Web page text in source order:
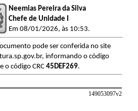
Neemias Pereira da Silva
Chefe de Unidade I
Em 08/01/2026, às 10:53.
pode ser conferida no site
informando o código
o código CRC 45DEF269.
149053097v2